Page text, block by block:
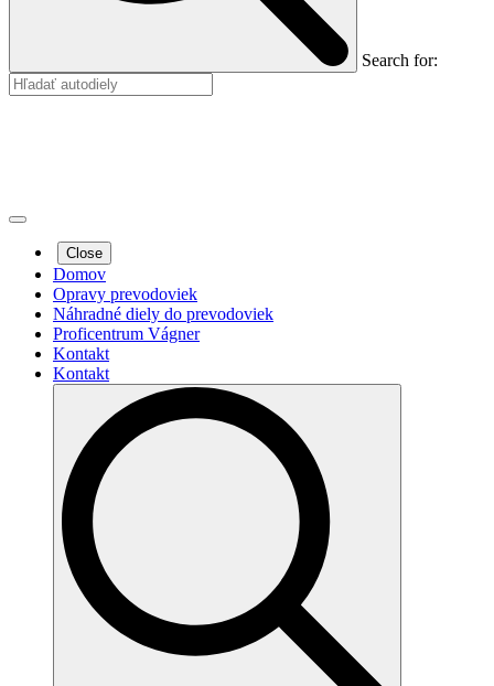
Search for:
Close
Domov
Opravy prevodoviek
Náhradné diely do prevodoviek
Proficentrum Vágner
Kontakt
Kontakt